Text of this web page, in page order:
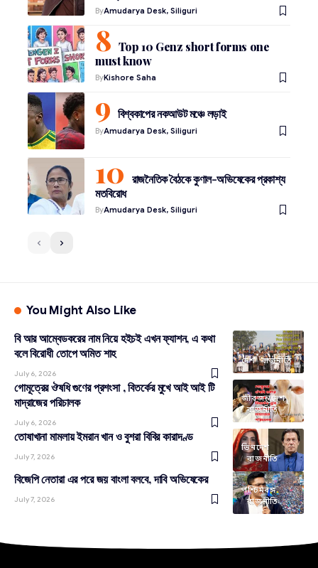
ByAmudarya Desk, Siliguri
Top 10 Genz short forms one
must know
ByKishore Saha
বিশ্বকাপের নকআউট মঞ্চে লড়াই
ByAmudarya Desk, Siliguri
রাজনৈতিক বৈঠকে কুণাল-অভিষেকের প্রকাশ্য
মতবিরোধ
ByAmudarya Desk, Siliguri
You Might Also Like
দেশ রাজনীতি
বি আর আম্বেডকরের নাম নিয়ে হইচই এখন ফ্যাশন, এ কথা
বলে বিরোধী তোপে অমিত শাহ
July 6, 2026
জীবজন্তু দেশ
রাজনীতি
গোমূত্রের ঔষধি গুণের প্রশংসা , বিতর্কের মুখে আই আই টি
মাদ্রাজের পরিচালক
July 6, 2026
ভিনদেশ
রাজনীতি
তোষাখানা মামলায় ইমরান খান ও বুশরা বিবির কারাদণ্ড
July 7, 2026
পশ্চিমবঙ্গ
রাজনীতি
বিজেপি নেতারা এর পরে জয় বাংলা বলবে, দাবি অভিষেকের
July 7, 2026